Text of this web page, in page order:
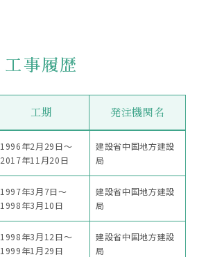
工事履歴
工期 発注機関名
1996年2月29日〜
2017年11月20日
建設省中国地方建設
局
1997年3月7日〜
1998年3月10日
建設省中国地方建設
局
1998年3月12日〜
1999年1月29日
建設省中国地方建設
局